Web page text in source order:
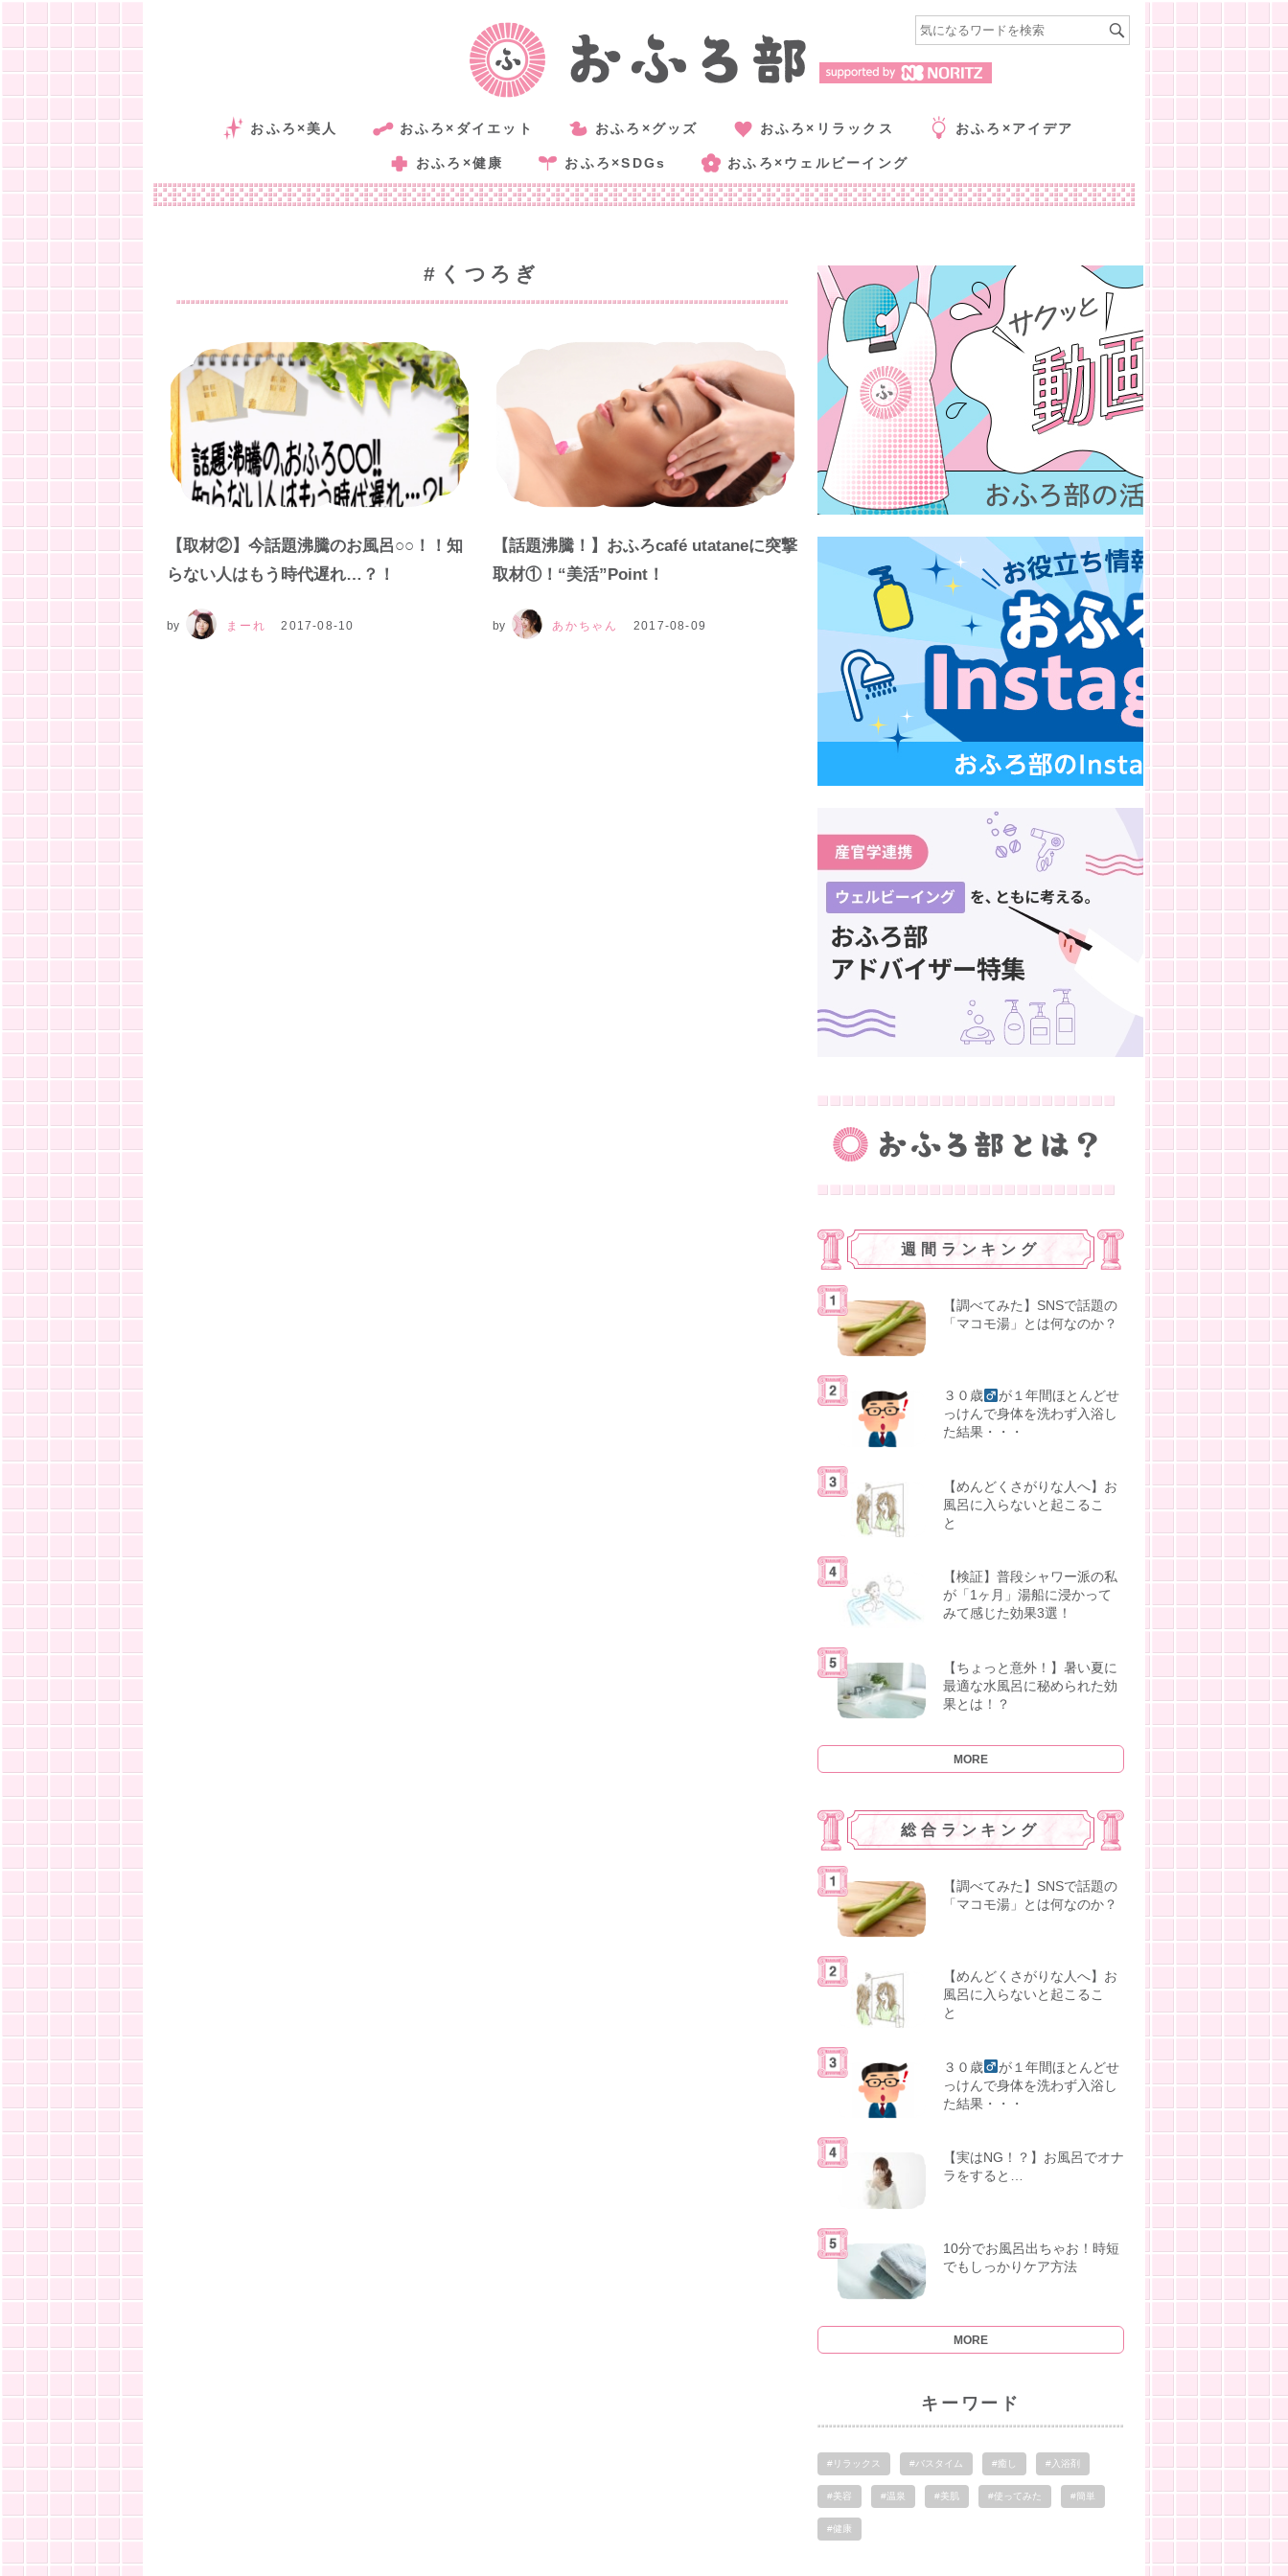
おふろ×美人 おふろ×ダイエット おふろ×グッズ おふろ×リラックス おふろ×アイデア
おふろ×健康 おふろ×SDGs おふろ×ウェルビーイング
#くつろぎ
【取材②】今話題沸騰のお風呂○○！！知
らない人はもう時代遅れ…？！
by まーれ 2017-08-10
【話題沸騰！】おふろcafé utataneに突撃
取材①！“美活”Point！
by あかちゃん 2017-08-09
週間ランキング
【調べてみた】SNSで話題の
「マコモ湯」とは何なのか？
３０歳
が１年間ほとんどせ
っけんで身体を洗わず入浴し
た結果・・・
【めんどくさがりな人へ】お
風呂に入らないと起こるこ
と
【検証】普段シャワー派の私
が「1ヶ月」湯船に浸かって
みて感じた効果3選！
【ちょっと意外！】暑い夏に
最適な水風呂に秘められた効
果とは！？
MORE
総合ランキング
【調べてみた】SNSで話題の
「マコモ湯」とは何なのか？
【めんどくさがりな人へ】お
風呂に入らないと起こるこ
と
３０歳
が１年間ほとんどせ
っけんで身体を洗わず入浴し
た結果・・・
【実はNG！？】お風呂でオナ
ラをすると…
10分でお風呂出ちゃお！時短
でもしっかりケア方法
MORE
キーワード
#リラックス #バスタイム #癒し #入浴剤
#美容 #温泉 #美肌 #使ってみた #簡単
#健康